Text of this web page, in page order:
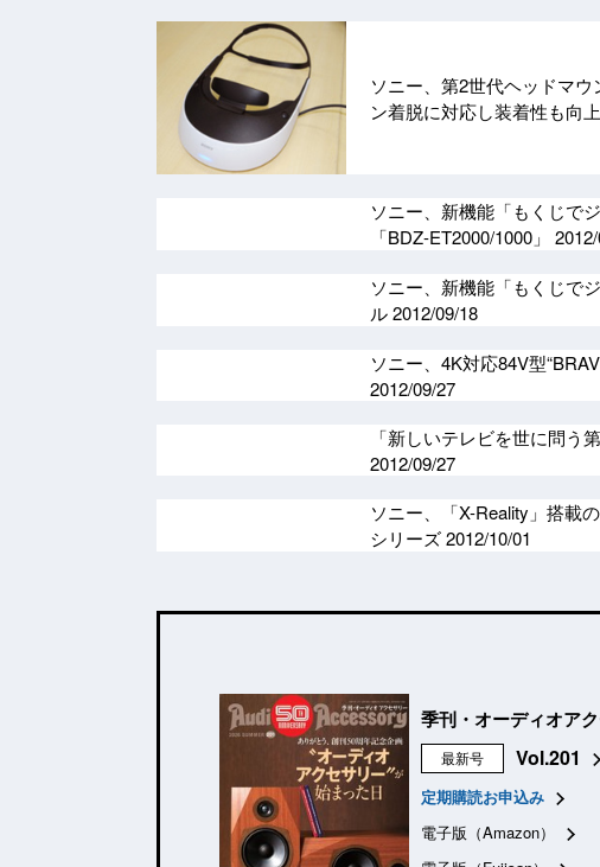
ソニー、第2世代ヘッドマ
ン着脱に対応し装着性も向上
ソニー、新機能「もくじで
「BDZ-ET2000/1000」
ソニー、新機能「もくじで
ル2012/09/18
ソニー、4K対応84V型
2012/09/27
「新しいテレビを世に問う
2012/09/27
ソニー、「X-Reality」搭載
シリーズ2012/10/01
季刊・オーディオア
最新号 Vol.201
定期購読お申込み
電子版（Amazon）